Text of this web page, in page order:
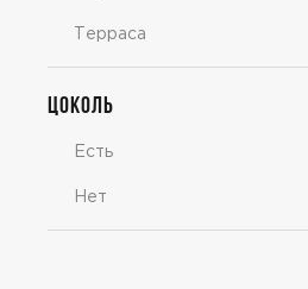
Терраса
Цоколь
Есть
Нет